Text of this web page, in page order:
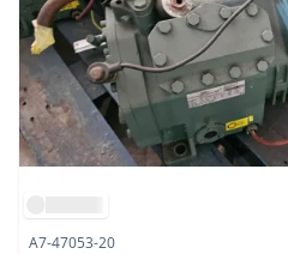
A7-47053-20